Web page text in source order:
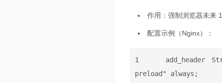
作用：强制浏览器未来
配置示例（Nginx）：
1    add_header
preload" always;